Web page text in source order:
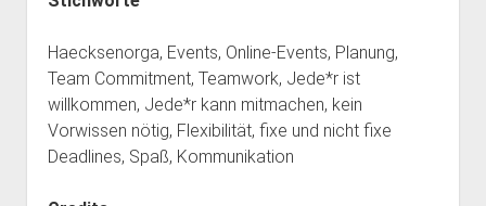
Haecksenorga, Events, Online-Events, Planung,
Team Commitment, Teamwork, Jede*r ist
willkommen, Jede*r kann mitmachen, kein
Vorwissen nötig, Flexibilität, fixe und nicht fixe
Deadlines, Spaß, Kommunikation